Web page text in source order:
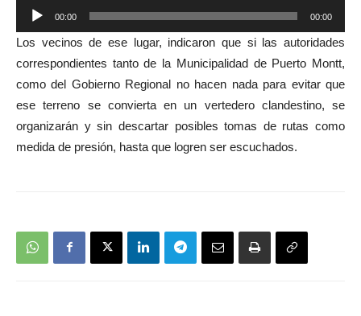
Reproductor
de
audio
00:00 00:00
Los vecinos de ese lugar, indicaron que si las autoridades
correspondientes tanto de la Municipalidad de Puerto Montt,
como del Gobierno Regional no hacen nada para evitar que
ese terreno se convierta en un vertedero clandestino, se
organizarán y sin descartar posibles tomas de rutas como
medida de presión, hasta que logren ser escuchados.